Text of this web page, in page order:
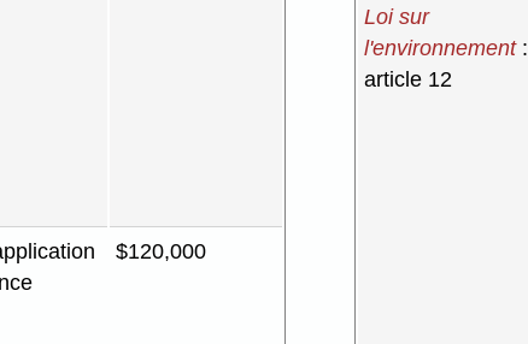
$120,000
Loi sur
l'environnement:
article 12